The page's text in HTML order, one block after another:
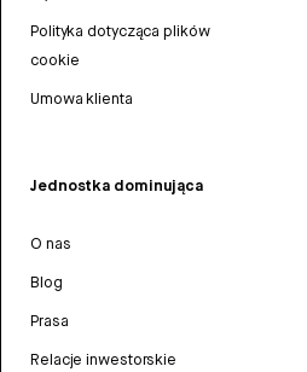
Polityka dotycząca plików
cookie
Umowa klienta
Jednostka dominująca
O nas
Blog
Prasa
Relacje inwestorskie